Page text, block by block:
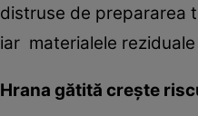
distruse de prepararea
iar materialele
Hrana gătită creşte